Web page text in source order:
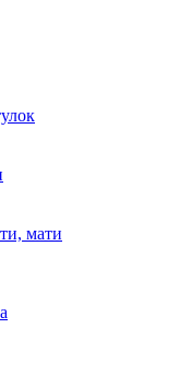
мати